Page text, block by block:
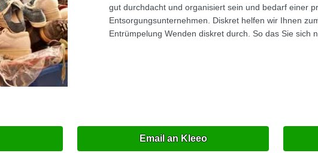
gut durchdacht und organisiert sein und bedarf einer
Entsorgungsunternehmen. Diskret helfen wir Ihnen
Entrümpelung Wenden diskret durch. So das Sie sich
Email an Kleeo